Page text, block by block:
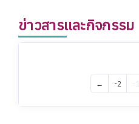
ข่าวสารและกิจกรรม
← -2 -1